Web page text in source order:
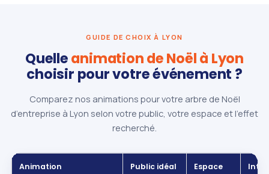
GUIDE DE CHOIX À LYON
Quelleanimation de Noël à Lyon
choisir pour votre événement ?
Comparez nos animations pour votre arbre de Noël
d’entreprise à Lyon selon votre public, votre espace et l’effet
recherché.
Animation Public idéal Espace